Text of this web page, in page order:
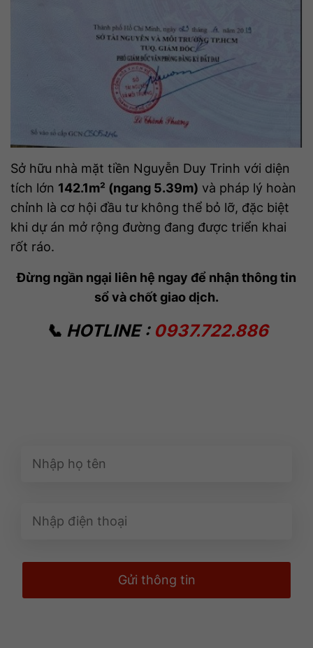
Sở hữu nhà mặt tiền Nguyễn Duy Trinh với diện
tích lớn 142.1m² (ngang 5.39m) và pháp lý hoàn
chỉnh là cơ hội đầu tư không thể bỏ lỡ, đặc biệt
khi dự án mở rộng đường đang được triển khai
rốt ráo.
Đừng ngần ngại liên hệ ngay để nhận thông tin
sổ và chốt giao dịch.
📞 HOTLINE : 0937.722.886
Gửi thông tin